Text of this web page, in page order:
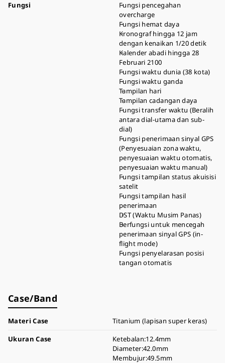
Fungsi
Fungsi pencegahan
overcharge
Fungsi hemat daya
Kronograf hingga 12 jam
dengan kenaikan 1/20 detik
Kalender abadi hingga 28
Februari 2100
Fungsi waktu dunia (38 kota)
Fungsi waktu ganda
Tampilan hari
Tampilan cadangan daya
Fungsi transfer waktu (Beralih
antara dial-utama dan sub-
dial)
Fungsi penerimaan sinyal GPS
(Penyesuaian zona waktu,
penyesuaian waktu otomatis,
penyesuaian waktu manual)
Fungsi tampilan status akuisisi
satelit
Fungsi tampilan hasil
penerimaan
DST (Waktu Musim Panas)
Berfungsi untuk mencegah
penerimaan sinyal GPS (in-
flight mode)
Fungsi penyelarasan posisi
tangan otomatis
Case/Band
Materi Case
Titanium (lapisan super keras)
Ukuran Case
Ketebalan:12.4mm
Diameter:42.0mm
Membujur:49.5mm